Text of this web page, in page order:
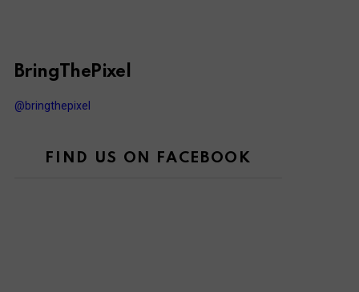
BringThePixel
@bringthepixel
FIND US ON FACEBOOK